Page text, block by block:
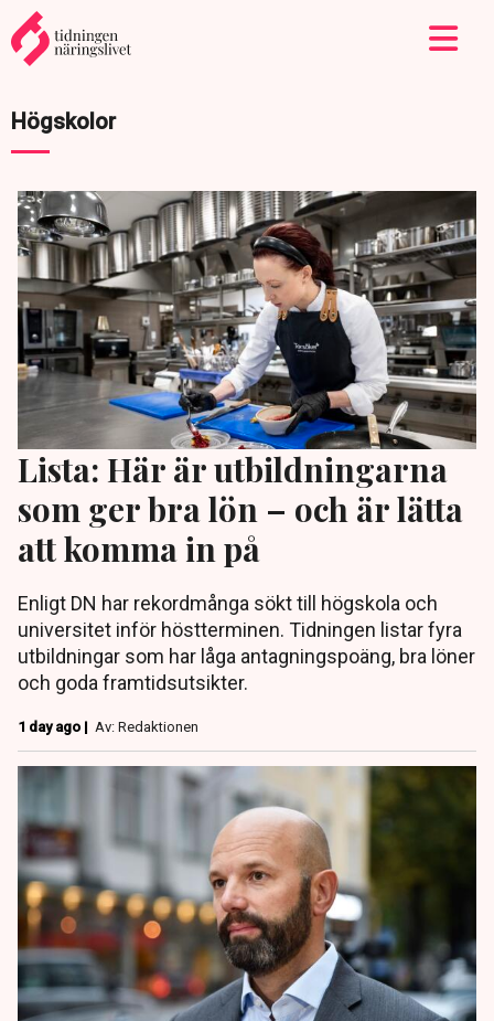
Högskolor
Lista: Här är utbildningarna
som ger bra lön – och är lätta
att komma in på
Enligt DN har rekordmånga sökt till högskola och
universitet inför höstterminen. Tidningen listar fyra
utbildningar som har låga antagningspoäng, bra löner
och goda framtidsutsikter.
1 day ago | Av: Redaktionen